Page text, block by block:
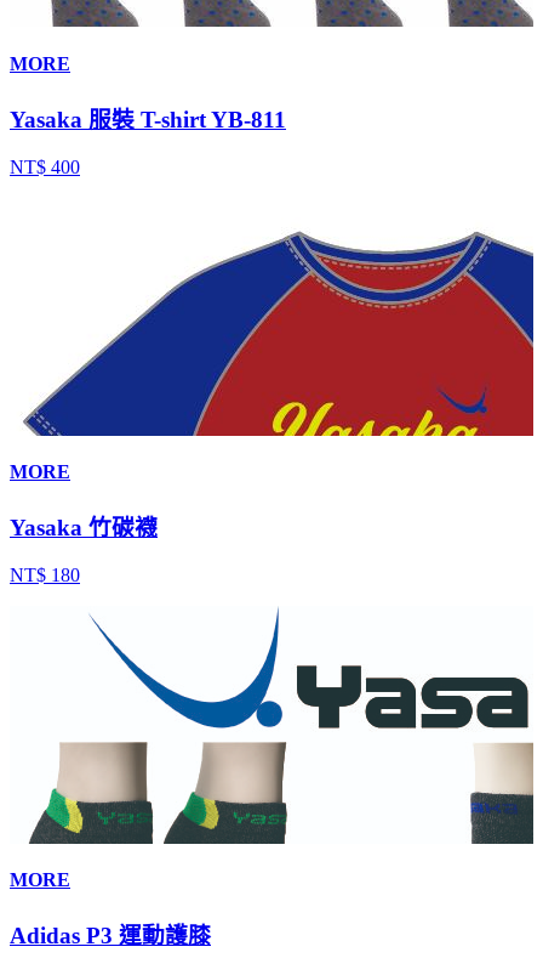
MORE
Yasaka 服裝 T-shirt YB-811
NT$ 400
MORE
Yasaka 竹碳襪
NT$ 180
MORE
Adidas P3 運動護膝